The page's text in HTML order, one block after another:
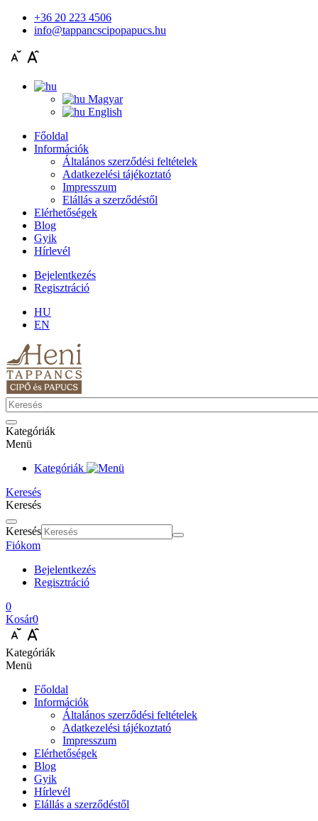
+36 20 223 4506
info@tappancscipopapucs.hu
Magyar
English
Főoldal
Információk
Általános szerződési feltételek
Adatkezelési tájékoztató
Impresszum
Elállás a szerződéstől
Elérhetőségek
Blog
Gyik
Hírlevél
Bejelentkezés
Regisztráció
HU
EN
Kategóriák
Menü
Kategóriák
Keresés
Keresés
Keresés
Fiókom
Bejelentkezés
Regisztráció
0
Kosár0
Kategóriák
Menü
Főoldal
Információk
Általános szerződési feltételek
Adatkezelési tájékoztató
Impresszum
Elérhetőségek
Blog
Gyik
Hírlevél
Elállás a szerződéstől